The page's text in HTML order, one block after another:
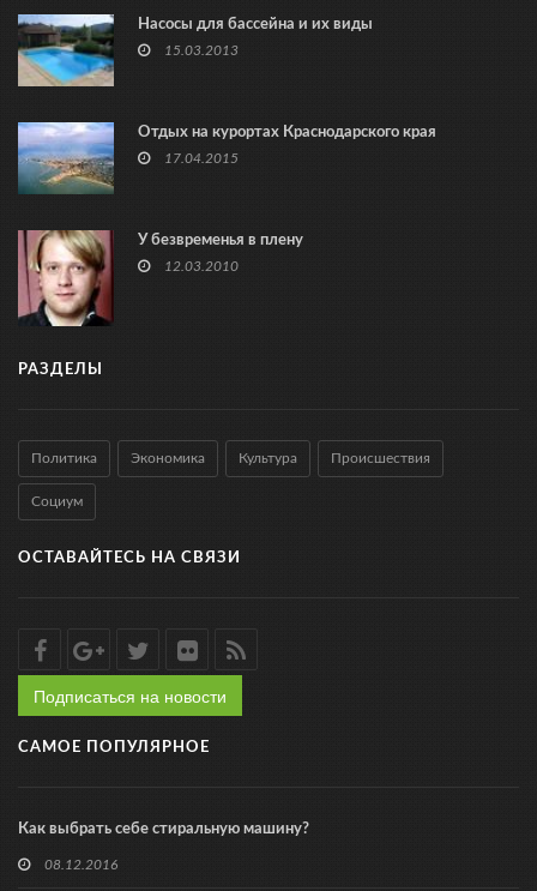
Насосы для бассейна и их виды
15.03.2013
Отдых на курортах Краснодарского края
17.04.2015
У безвременья в плену
12.03.2010
РАЗДЕЛЫ
Политика Экономика Культура Происшествия
Социум
ОСТАВАЙТЕСЬ НА СВЯЗИ
Подписаться на новости
САМОЕ ПОПУЛЯРНОЕ
Как выбрать себе стиральную машину?
08.12.2016